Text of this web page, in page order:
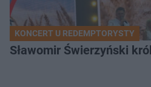
KONCERT U REDEMPTORYSTY
Sławomir Świerzyński